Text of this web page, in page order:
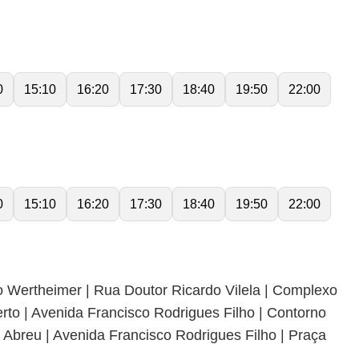
15:10 16:20 17:30 18:40 19:50 22:00
15:10 16:20 17:30 18:40 19:50 22:00
| Rua Doutor Ricardo Vilela | Complexo
| Avenida Francisco Rodrigues Filho | Contorno
| Avenida Francisco Rodrigues Filho | Praça